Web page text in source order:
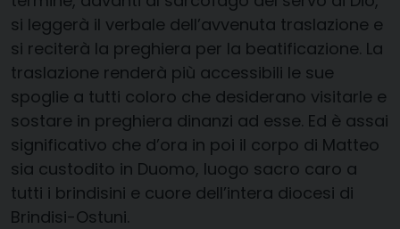
si leggerà il verbale dell’avvenuta traslazione e
si reciterà la preghiera per la beatificazione. La
traslazione renderà più accessibili le sue
spoglie a tutti coloro che desiderano visitarle e
sostare in preghiera dinanzi ad esse. Ed è assai
significativo che d’ora in poi il corpo di Matteo
sia custodito in Duomo, luogo sacro caro a
tutti i brindisini e cuore dell’intera diocesi di
Brindisi-Ostuni.